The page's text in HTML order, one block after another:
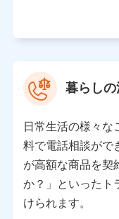
す。
【共同して利用さ
当社または株式会
プがサービス提供
の個人データ
基本情報
氏名、電話番号、メ
性、連絡先、dポイ
暮らし
日常生活の様々な
料で電話相談がで
が高額な商品を契
か？」といったト
けられます。